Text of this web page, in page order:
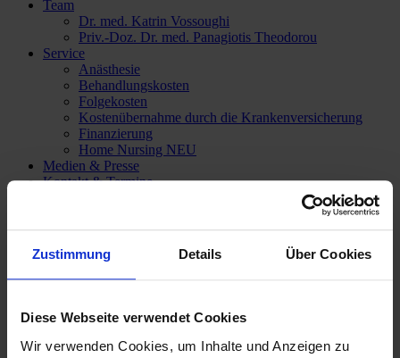
Zustimmung Details Über Cookies
Diese Webseite verwendet Cookies
Wir verwenden Cookies, um Inhalte und Anzeigen zu
Team
Dr. med. Katrin Vossoughi
Priv.-Doz. Dr. med. Panagiotis Theodorou
Service
Anästhesie
Behandlungskosten
Folgekosten
Kostenübernahme durch die Krankenversicherung
Finanzierung
Home Nursing NEU
Medien & Presse
Kontakt & Termine
Online-Terminkalender & Videosprechstunde
Anschrift